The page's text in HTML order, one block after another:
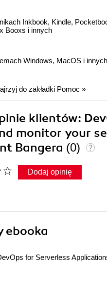
Inkbook, Kindle,
Booxs i innych
Windows, MacOS i innych
do zakładki Pomoc »
klientów:
monitor your
Bangera (0)
Dodaj opinię
ebooka
for Serverless